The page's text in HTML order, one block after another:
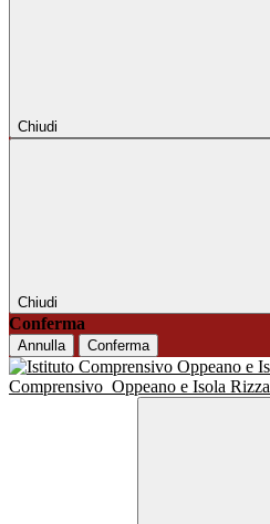
Chiudi
Chiudi
Conferma
Annulla Conferma
Comprensivo Oppeano e Isola Rizza